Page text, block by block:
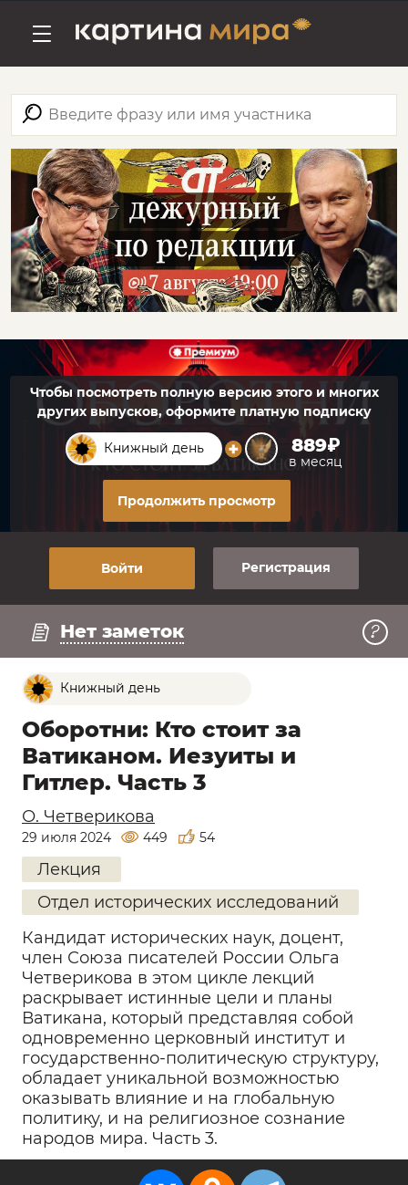
Чтобы посмотреть полную версию этого и многих
других выпусков, оформите платную подписку
Книжный день 889₽
в месяц
Продолжить просмотр
Войти Регистрация
Нет заметок
Книжный день
Оборотни: Кто стоит за
Ватиканом. Иезуиты и
Гитлер. Часть 3
О. Четверикова
29 июля 2024 449 54
Лекция
Отдел исторических исследований
Кандидат исторических наук, доцент,
член Союза писателей России Ольга
Четверикова в этом цикле лекций
раскрывает истинные цели и планы
Ватикана, который представляя собой
одновременно церковный институт и
государственно-политическую структуру,
обладает уникальной возможностью
оказывать влияние и на глобальную
политику, и на религиозное сознание
народов мира. Часть 3.